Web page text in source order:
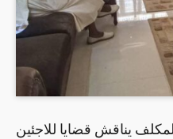
يناقش قضايا للاجئين